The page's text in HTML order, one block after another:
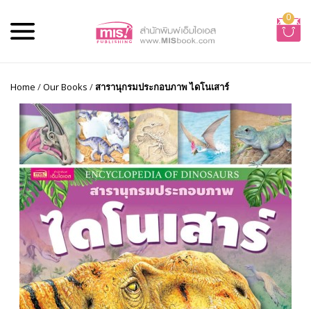
0
Home /Our Books /สารานุกรมประกอบภาพ ไดโนเสาร์